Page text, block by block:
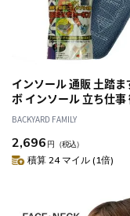
インソール 通販 土踏ま
ボ インソール 立ち仕事
収 定番 土踏まず 中敷き
ソルボウォーキング DSIS
SORBO ウォーキング
BACKYARD FAMILY
2,696 円 （税込）
積算 24 マイル (1倍)